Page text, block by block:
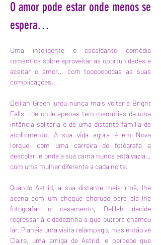
O amor pode estar onde menos se
espera…
Uma inteligente e escaldante comédia
romântica sobre aproveitar as oportunidades e
aceitar o amor… com tooooooodas as suas
complicações.
Delilah Green jurou nunca mais voltar a Bright
Falls - de onde apenas tem memórias de uma
infância solitária e de uma distante família de
acolhimento. A sua vida agora é em Nova
Iorque, com uma carreira de fotógrafa a
descolar, e onde a sua cama nunca está vazia…
com uma mulher diferente a cada noite.
Quando Astrid, a sua distante meia-irmã, lhe
acena com um cheque chorudo para ela lhe
fotografar o casamento, Delilah decide
regressar à cidadezinha a que outrora chamou
lar. Planeia uma visita relâmpago, mas então vê
Claire, uma amiga de Astrid, e percebe que